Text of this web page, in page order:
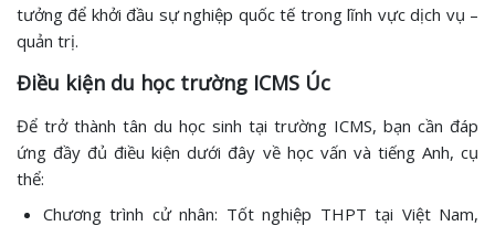
tưởng để khởi đầu sự nghiệp quốc tế trong lĩnh vực dịch vụ –
quản trị.
Điều kiện du học trường ICMS Úc
Để trở thành tân du học sinh tại trường ICMS, bạn cần đáp
ứng đầy đủ điều kiện dưới đây về học vấn và tiếng Anh, cụ
thể:
Chương trình cử nhân: Tốt nghiệp THPT tại Việt Nam,